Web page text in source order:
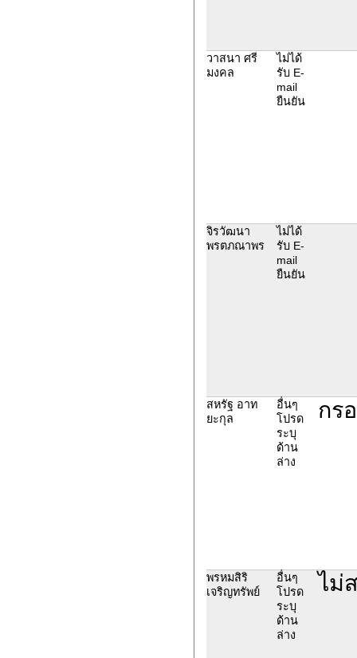
วาสนา ศรี
มงคล
ไม่ได้
รับ E-
mail
ยืนยัน
จิรวัฒนา
พรตภณาพร
ไม่ได้
รับ E-
mail
ยืนยัน
สหรัฐ อาท
ยะกุล
อื่นๆ
โปรด
ระบุ
ด้าน
ล่าง
กร
พรหมสิริ
เจริญทรัพย์
อื่นๆ
โปรด
ระบุ
ด้าน
ล่าง
ไม่